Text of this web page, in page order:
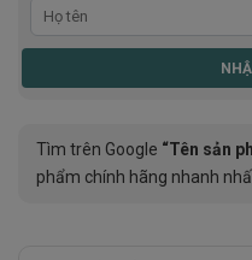
Tìm trên Google “Tên sản
phẩm chính hãng nhanh